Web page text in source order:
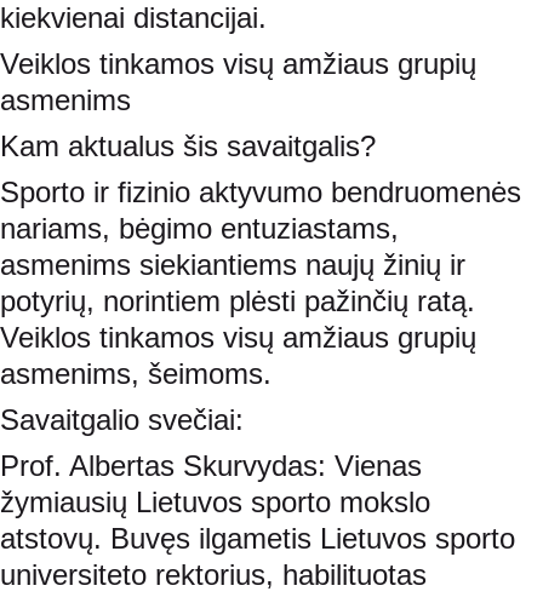
kiekvienai distancijai.
Veiklos tinkamos visų amžiaus grupių
asmenims
Kam aktualus šis savaitgalis?
Sporto ir fizinio aktyvumo bendruomenės
nariams, bėgimo entuziastams,
asmenims siekiantiems naujų žinių ir
potyrių, norintiem plėsti pažinčių ratą.
Veiklos tinkamos visų amžiaus grupių
asmenims, šeimoms.
Savaitgalio svečiai:
Prof. Albertas Skurvydas: Vienas
žymiausių Lietuvos sporto mokslo
atstovų. Buvęs ilgametis Lietuvos sporto
universiteto rektorius, habilituotas